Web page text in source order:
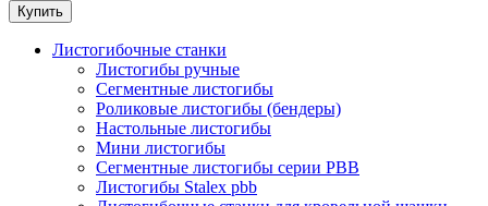
Купить
Листогибочные станки
Листогибы ручные
Сегментные листогибы
Роликовые листогибы (бендеры)
Настольные листогибы
Мини листогибы
Сегментные листогибы серии PBB
Листогибы Stalex pbb